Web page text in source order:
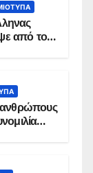
από το
ανθρώπους